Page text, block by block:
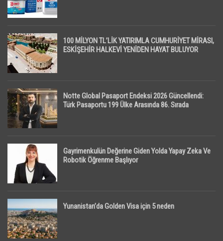
100 MİLYON TL’LİK YATIRIMLA CUMHURİYET MİRASI,
ESKİŞEHİR HALKEVİ YENİDEN HAYAT BULUYOR
Notte Global Pasaport Endeksi 2026 Güncellendi:
Türk Pasaportu 199 Ülke Arasında 86. Sırada
Gayrimenkulün Değerine Giden Yolda Yapay Zeka Ve
Robotik Öğrenme Başlıyor
Yunanistan’da Golden Visa için 5 neden